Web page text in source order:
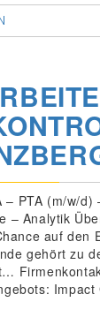
PTA (m/w/d)
– Analytik
auf den
gehört zu
Impact